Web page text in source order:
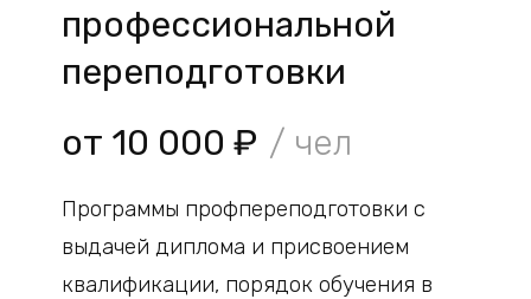
профессиональной
переподготовки
от 10 000 ₽ / чел
Программы профпереподготовки с
выдачей диплома и присвоением
квалификации, порядок обучения в